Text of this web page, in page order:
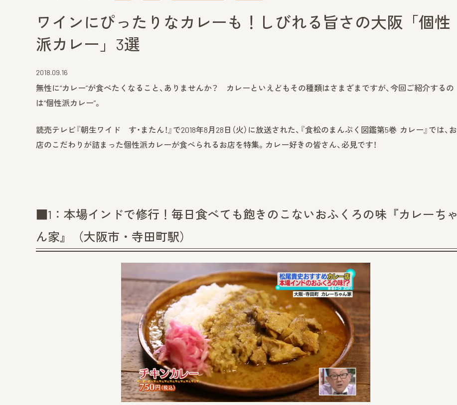
ワインにぴったりなカレーも！しびれる旨さの大阪「個性
派カレー」3選
2018.09.16
無性に“カレー”が食べたくなること、ありませんか？ カレーといえどもその種類はさまざまですが、今回ご紹介するの
は“個性派カレー”。
読売テレビ『朝生ワイド す・またん！』で2018年8月28日（火）に放送された、『食松のまんぷく図鑑第5巻 カレー』では、お
店のこだわりが詰まった個性派カレーが食べられるお店を特集。カレー好きの皆さん、必見です！
■1：本場インドで修行！毎日食べても飽きのこないおふくろの味『カレーちゃ
ん家』（大阪市・寺田町駅）